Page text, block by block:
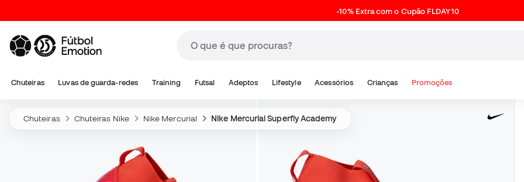
-10% Extra com o Cupão FLDAY10
Chuteiras Luvas de guarda-redes Training Futsal Adeptos Lifestyle Acessórios Crianças Promoções
Chuteiras Chuteiras Nike Nike Mercurial Nike Mercurial Superfly Academy